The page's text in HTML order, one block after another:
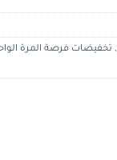
, تخفيضات فرصة المرة